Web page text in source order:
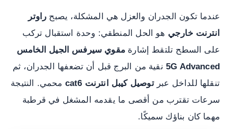
عندما تكون الجدران والعزل هي المشكلة، يصبح راوتر
انترنت خارجي هو الحل المنطقي: وحدة استقبال تركب
على السطح تلتقط إشارة مقوي سيرفس الجيل الخامس
5G Advancedنقية من البرج قبل أن تضعفها الجدران، ثم
تنقلها للداخل عبرتوصيل كيبل انترنت cat6
محمي. النتيجة
سرعات تقترب من أقصى ما يقدمه المشغل في قرطبة
مهما كان بناؤك سميكًا.